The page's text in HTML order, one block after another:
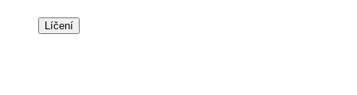
Líčení